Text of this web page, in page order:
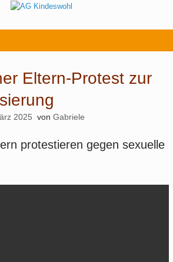
Eltern-Protest zur
2025 von Gabriele
protestieren gegen sexuelle